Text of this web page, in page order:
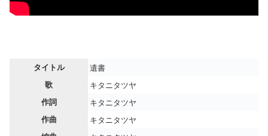
タイトル 遺書
歌 キタニタツヤ
作詞 キタニタツヤ
作曲 キタニタツヤ